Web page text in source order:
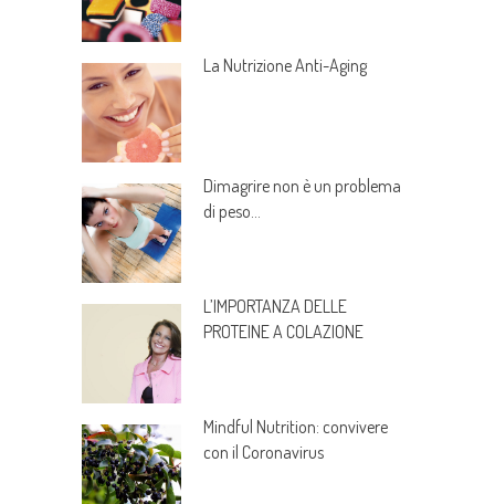
La Nutrizione Anti-Aging
Dimagrire non è un problema
di peso…
L’IMPORTANZA DELLE
PROTEINE A COLAZIONE
Mindful Nutrition: convivere
con il Coronavirus